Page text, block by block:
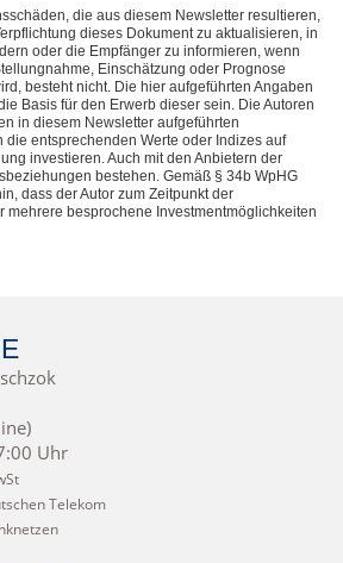
die aus diesem Newsletter resultieren,
dieses Dokument zu aktualisieren, in
oder die Empfänger zu informieren, wenn
Einschätzung oder Prognose
besteht nicht. Die hier aufgeführten Angaben
Basis für den Erwerb dieser sein. Die Autoren
in diesem Newsletter aufgeführten
die entsprechenden Werte oder Indizes auf
investieren. Auch mit den Anbietern der
bestehen. Gemäß § 34b WpHG
dass der Autor zum Zeitpunkt der
mehrere besprochene Investmentmöglichkeiten
Uhr
Telekom